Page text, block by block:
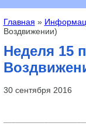
Вы здесь
Главная »
Воздвижении)
Неделя 15
30 сентября 2016